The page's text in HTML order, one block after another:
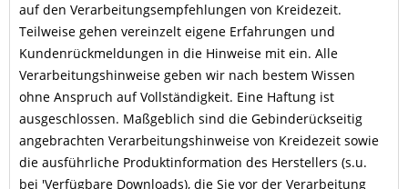
auf den Verarbeitungsempfehlungen von Kreidezeit.
Teilweise gehen vereinzelt eigene Erfahrungen und
Kundenrückmeldungen in die Hinweise mit ein. Alle
Verarbeitungshinweise geben wir nach bestem Wissen
ohne Anspruch auf Vollständigkeit. Eine Haftung ist
ausgeschlossen. Maßgeblich sind die Gebinderückseitig
angebrachten Verarbeitungshinweise von Kreidezeit sowie
die ausführliche Produktinformation des Herstellers (s.u.
bei 'Verfügbare Downloads), die Sie vor der Verarbeitung